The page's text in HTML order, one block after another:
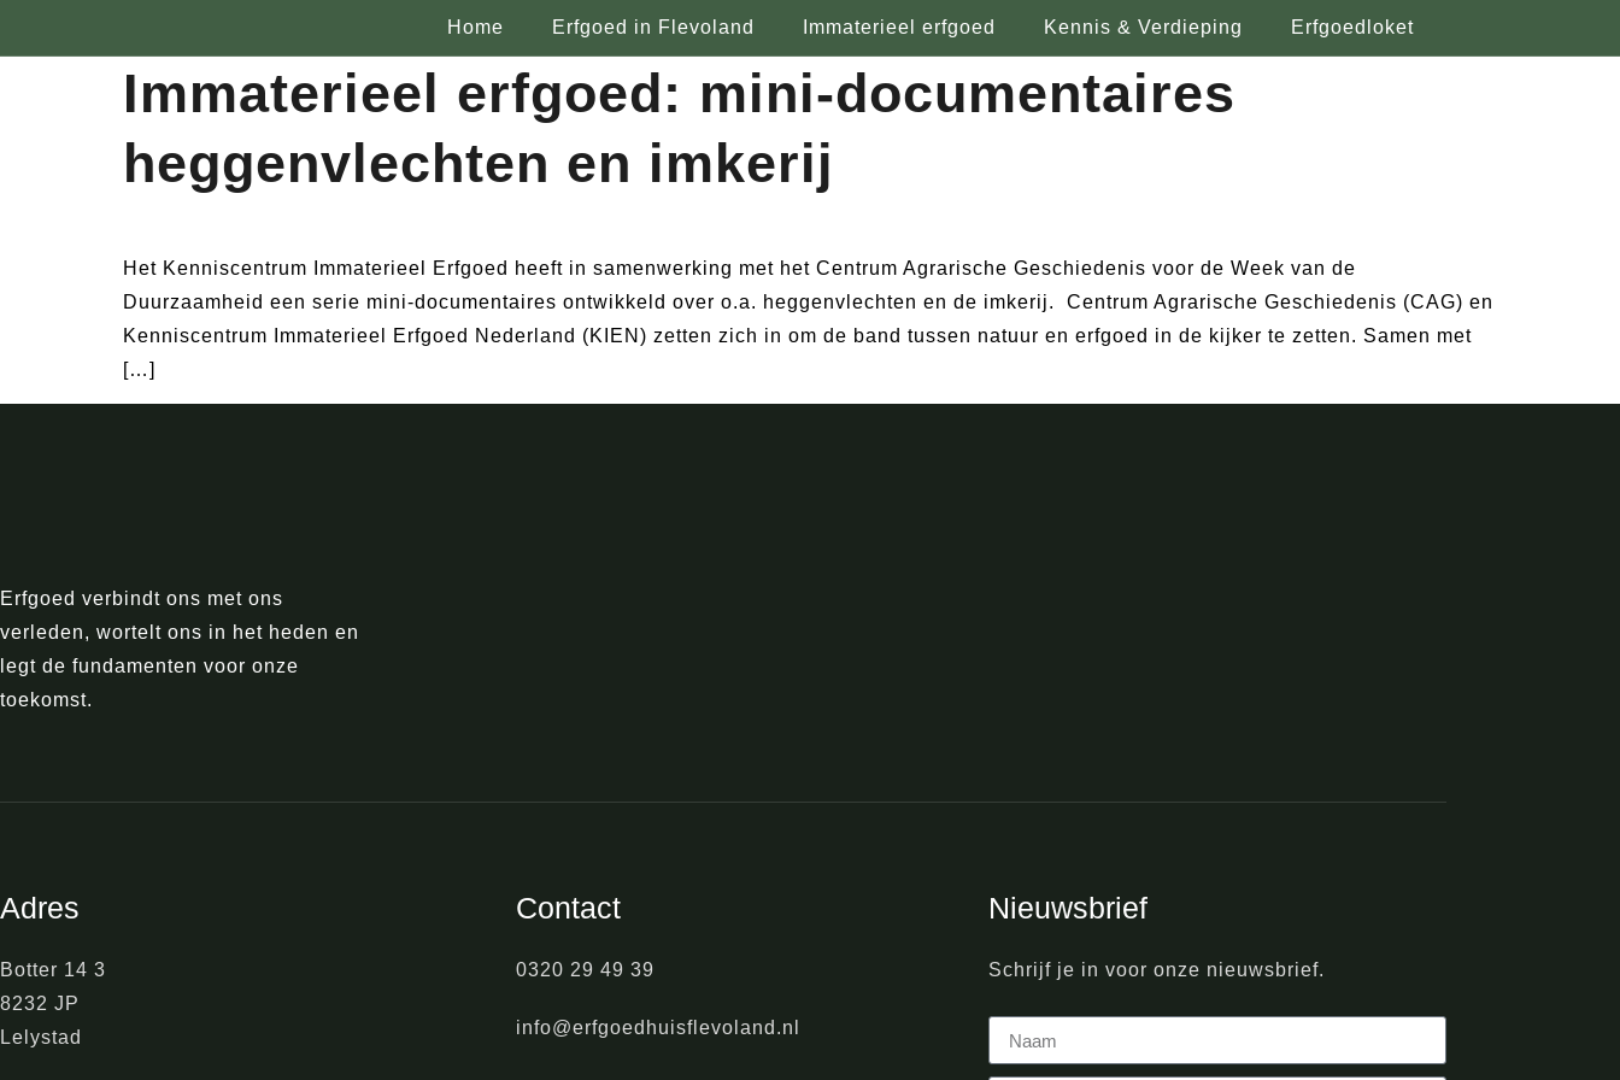
Home Erfgoed in Flevoland Immaterieel erfgoed Kennis & Verdieping Erfgoedloket
Immaterieel erfgoed: mini-documentaires
heggenvlechten en imkerij
Het Kenniscentrum Immaterieel Erfgoed heeft in samenwerking met het Centrum Agrarische Geschiedenis voor de Week van de
Duurzaamheid een serie mini-documentaires ontwikkeld over o.a. heggenvlechten en de imkerij. Centrum Agrarische Geschiedenis (CAG) en
Kenniscentrum Immaterieel Erfgoed Nederland (KIEN) zetten zich in om de band tussen natuur en erfgoed in de kijker te zetten. Samen met
[…]
Erfgoed verbindt ons met ons
verleden, wortelt ons in het heden en
legt de fundamenten voor onze
toekomst.
Adres
Botter 14 3
8232 JP
Lelystad
Contact
0320 29 49 39
info@erfgoedhuisflevoland.nl
Nieuwsbrief
Schrijf je in voor onze nieuwsbrief.